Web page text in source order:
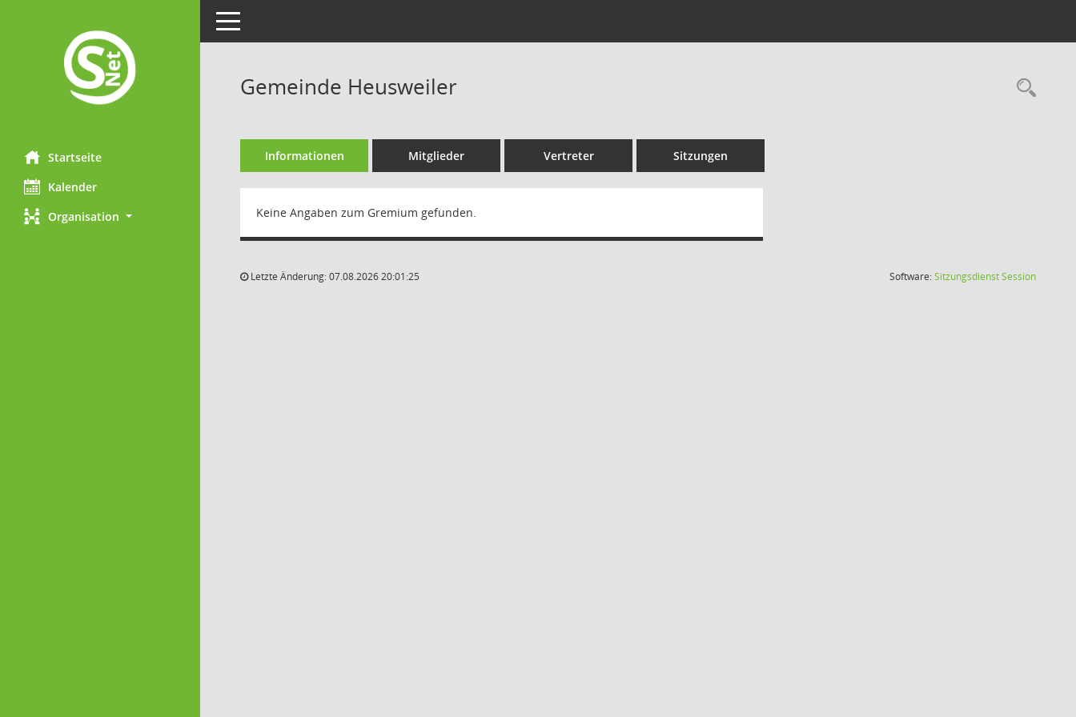
Startseite
Kalender
Organisation
Toggle navigation
Gemeinde Heusweiler
Informationen Mitglieder Vertreter Sitzungen
Keine Angaben zum Gremium gefunden.
Letzte Änderung: 07.08.2026 20:01:25 Software:SitzungsdienstSession(Wird in